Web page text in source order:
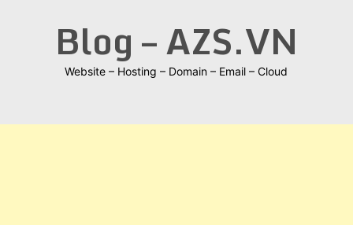
Blog – AZS.VN
Website – Hosting – Domain – Email – Cloud